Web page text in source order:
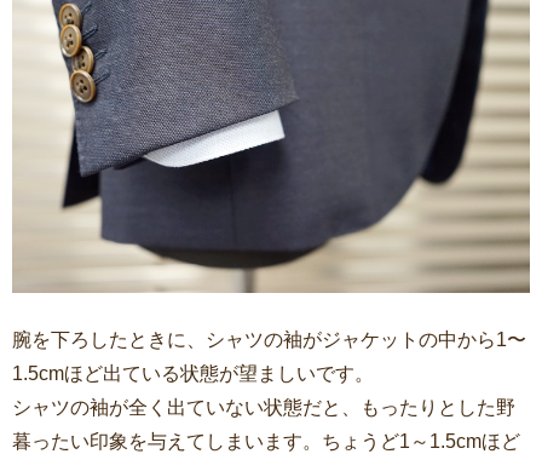
腕を下ろしたときに、シャツの袖がジャケットの中から1〜
1.5cmほど出ている状態が望ましいです。
シャツの袖が全く出ていない状態だと、もったりとした野
暮ったい印象を与えてしまいます。ちょうど1～1.5cmほど